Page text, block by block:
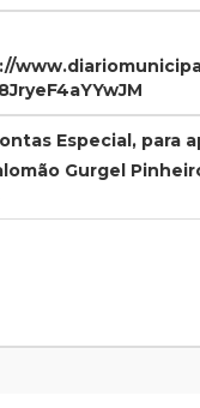
Especial, para
Gurgel